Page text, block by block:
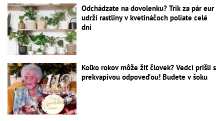
Odchádzate na dovolenku? Trik za pár eur
udrží rastliny v kvetináčoch poliate celé
dni
Koľko rokov môže žiť človek? Vedci prišli s
prekvapivou odpoveďou! Budete v šoku